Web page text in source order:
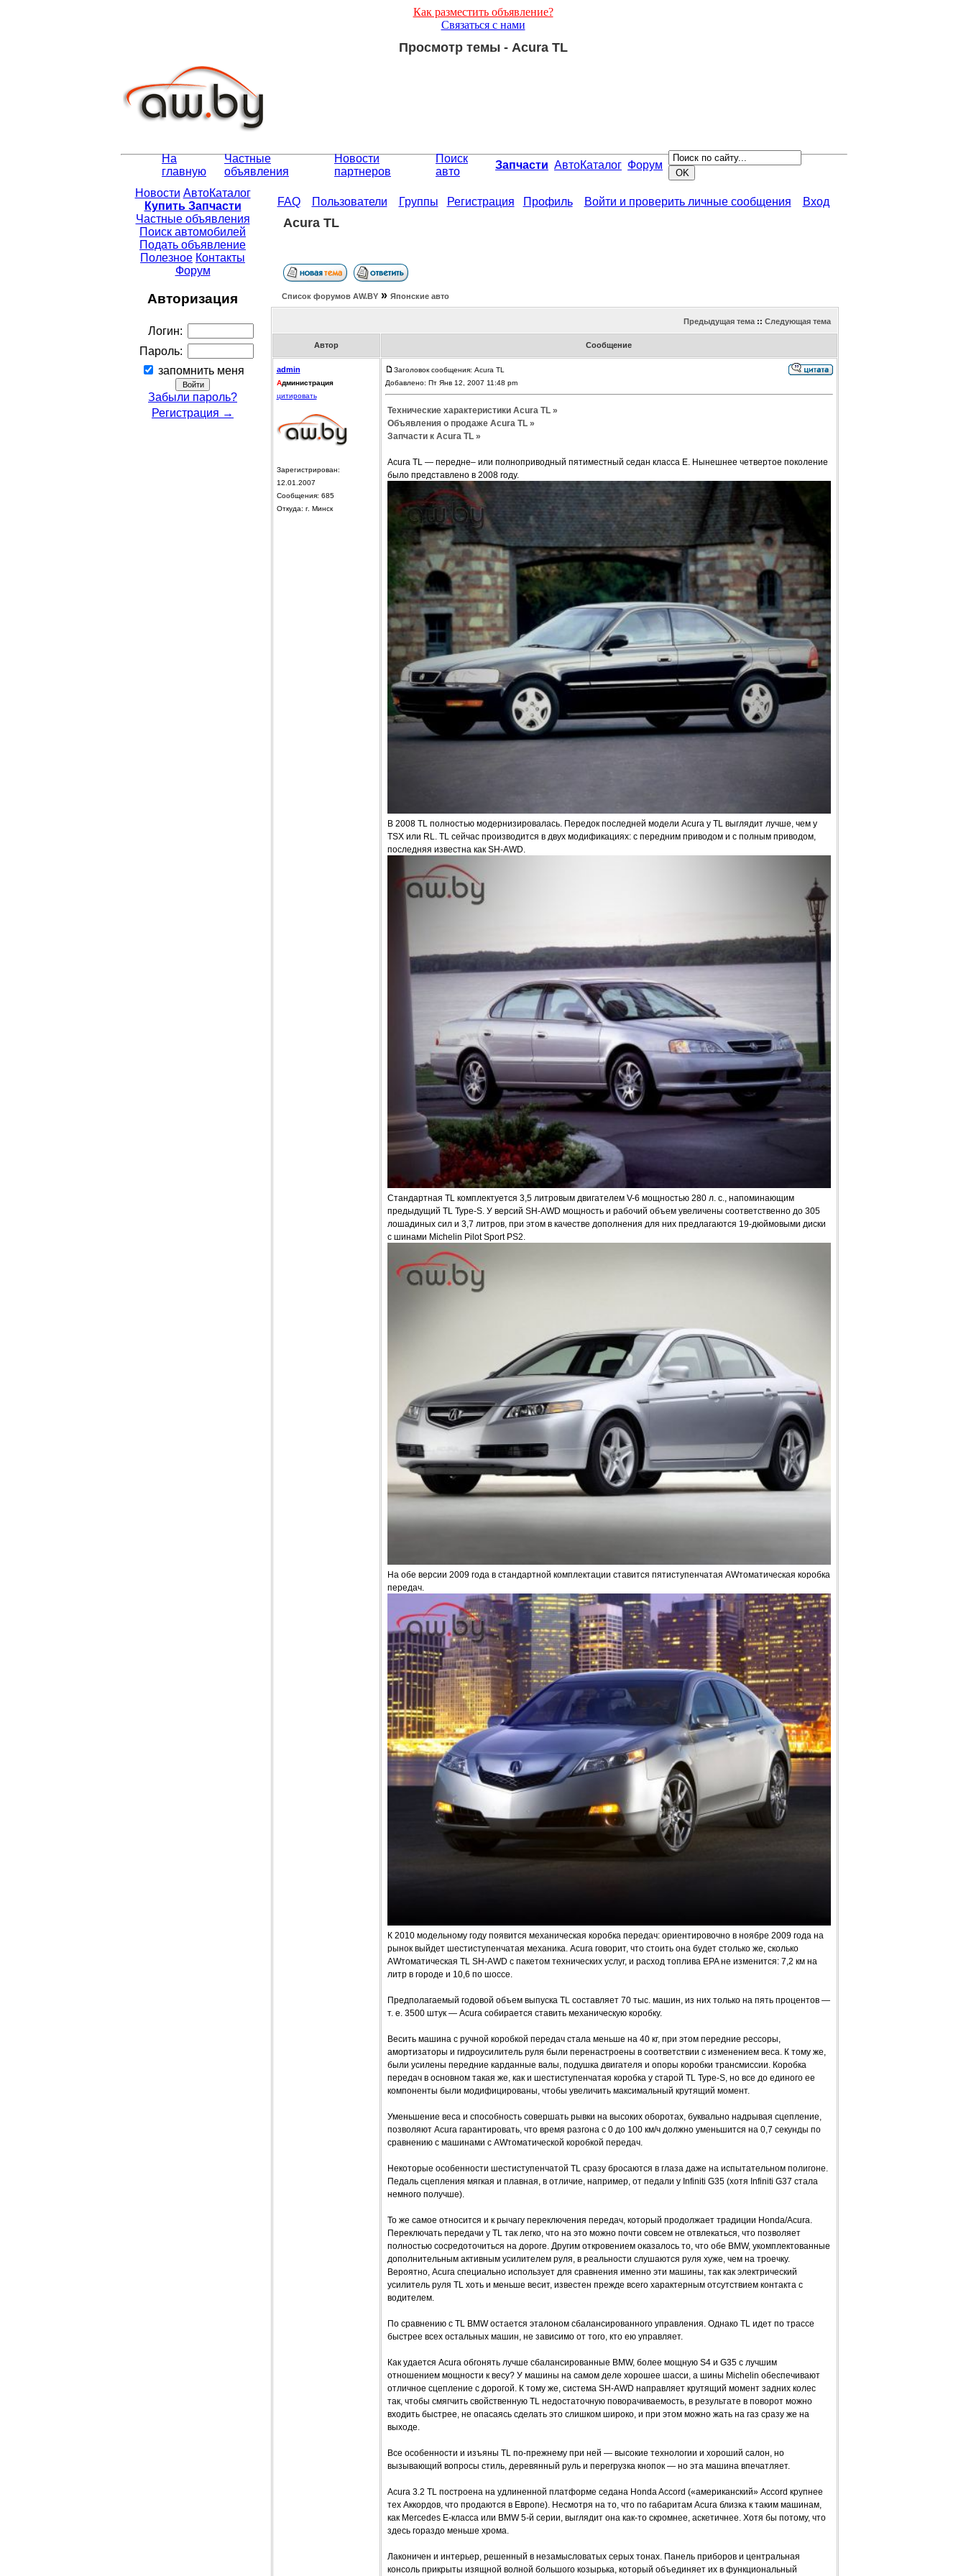
Как разместить объявление?
Связаться с нами
Просмотр темы - Acura TL
На
главную
Частные
объявления
Новости
партнеров
Поиск
авто
Запчасти АвтоКаталог Форум
Новости АвтоКаталог
Купить Запчасти
Частные объявления
Поиск автомобилей
Подать объявление
Полезное Контакты
Форум
Авторизация
Логин:
Пароль:
запомнить меня
Забыли пароль?
Регистрация →
FAQ Пользователи Группы Регистрация Профиль Войти и проверить личные сообщения Вход
Acura TL
Список форумов АW.BY» Японские авто
Предыдущая тема:: Следующая тема
Автор Сообщение
admin
Администрация
цитировать
Зарегистрирован:
12.01.2007
Сообщения: 685
Откуда: г. Минск
Заголовок сообщения: Acura TL
Добавлено: Пт Янв 12, 2007 11:48 pm
Технические характеристики Acura TL »
Объявления о продаже Acura TL »
Запчасти к Acura TL »
Acura TL — передне– или полноприводный пятиместный седан класса Е. Нынешнее четвертое поколение
было представлено в 2008 году.
В 2008 TL полностью модернизировалась. Передок последней модели Acura у TL выглядит лучше, чем у
TSX или RL. TL сейчас производится в двух модификациях: с передним приводом и с полным приводом,
последняя известна как SH-AWD.
Стандартная TL комплектуется 3,5 литровым двигателем V-6 мощностью 280 л. с., напоминающим
предыдущий TL Type-S. У версий SH-AWD мощность и рабочий объем увеличены соответственно до 305
лошадиных сил и 3,7 литров, при этом в качестве дополнения для них предлагаются 19-дюймовыми диски
с шинами Michelin Pilot Sport PS2.
На обе версии 2009 года в стандартной комплектации ставится пятиступенчатая AWтоматическая коробка
передач.
К 2010 модельному году появится механическая коробка передач: ориентировочно в ноябре 2009 года на
рынок выйдет шестиступенчатая механика. Acura говорит, что стоить она будет столько же, сколько
AWтоматическая TL SH-AWD с пакетом технических услуг, и расход топлива EPA не изменится: 7,2 км на
литр в городе и 10,6 по шоссе.
Предполагаемый годовой объем выпуска TL составляет 70 тыс. машин, из них только на пять процентов —
т. е. 3500 штук — Acura собирается ставить механическую коробку.
Весить машина с ручной коробкой передач стала меньше на 40 кг, при этом передние рессоры,
амортизаторы и гидроусилитель руля были перенастроены в соответствии с изменением веса. К тому же,
были усилены передние карданные валы, подушка двигателя и опоры коробки трансмиссии. Коробка
передач в основном такая же, как и шестиступенчатая коробка у старой TL Type-S, но все до единого ее
компоненты были модифицированы, чтобы увеличить максимальный крутящий момент.
Уменьшение веса и способность совершать рывки на высоких оборотах, буквально надрывая сцепление,
позволяют Acura гарантировать, что время разгона с 0 до 100 км/ч должно уменьшится на 0,7 секунды по
сравнению с машинами с AWтоматической коробкой передач.
Некоторые особенности шестиступенчатой TL сразу бросаются в глаза даже на испытательном полигоне.
Педаль сцепления мягкая и плавная, в отличие, например, от педали у Infiniti G35 (хотя Infiniti G37 стала
немного получше).
То же самое относится и к рычагу переключения передач, который продолжает традиции Honda/Acura.
Переключать передачи у TL так легко, что на это можно почти совсем не отвлекаться, что позволяет
полностью сосредоточиться на дороге. Другим откровением оказалось то, что обе BMW, укомплектованные
дополнительным активным усилителем руля, в реальности слушаются руля хуже, чем на троечку.
Вероятно, Acura специально использует для сравнения именно эти машины, так как электрический
усилитель руля TL хоть и меньше весит, известен прежде всего характерным отсутствием контакта с
водителем.
По сравнению с TL BMW остается эталоном сбалансированного управления. Однако TL идет по трассе
быстрее всех остальных машин, не зависимо от того, кто ею управляет.
Как удается Acura обгонять лучше сбалансированные BMW, более мощную S4 и G35 с лучшим
отношением мощности к весу? У машины на самом деле хорошее шасси, а шины Michelin обеспечивают
отличное сцепление с дорогой. К тому же, система SH-AWD направляет крутящий момент задних колес
так, чтобы смягчить свойственную TL недостаточную поворачиваемость, в результате в поворот можно
входить быстрее, не опасаясь сделать это слишком широко, и при этом можно жать на газ сразу же на
выходе.
Все особенности и изъяны TL по-прежнему при ней — высокие технологии и хороший салон, но
вызывающий вопросы стиль, деревянный руль и перегрузка кнопок — но эта машина впечатляет.
Acura 3.2 TL построена на удлиненной платформе седана Honda Accord («американский» Accord крупнее
тех Аккордов, что продаются в Европе). Несмотря на то, что по габаритам Acura близка к таким машинам,
как Mercedes E-класса или BMW 5-й серии, выглядит она как-то скромнее, аскетичнее. Хотя бы потому, что
здесь гораздо меньше хрома.
Лаконичен и интерьер, решенный в незамысловатых серых тонах. Панель приборов и центральная
консоль прикрыты изящной волной большого козырька, который объединяет их в функциональный